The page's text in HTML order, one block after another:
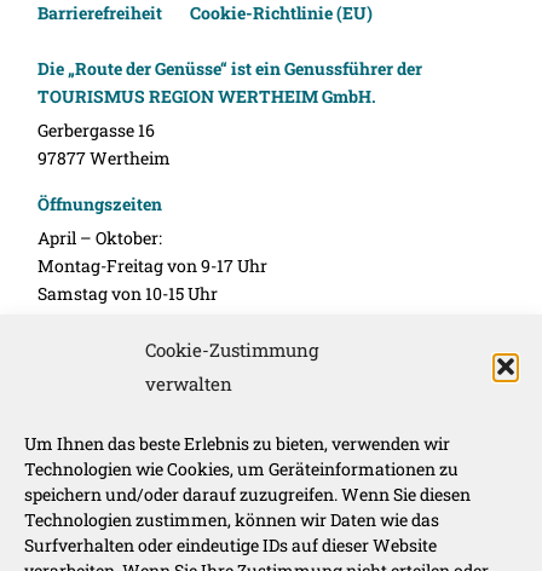
Cookie-Zustimmung
verwalten
Um Ihnen das beste Erlebnis zu bieten, verwenden wir
Technologien wie Cookies, um Geräteinformationen zu
speichern und/oder darauf zuzugreifen. Wenn Sie diesen
Technologien zustimmen, können wir Daten wie das
Surfverhalten oder eindeutige IDs auf dieser Website
Barrierefreiheit Cookie-Richtlinie (EU)
Die „Route der Genüsse“ ist ein Genussführer der
TOURISMUS REGION WERTHEIM GmbH.
Gerbergasse 16
97877 Wertheim
Öffnungszeiten
April – Oktober:
Montag-Freitag von 9-17 Uhr
Samstag von 10-15 Uhr
Montag-Freitag 10-16 Uhr